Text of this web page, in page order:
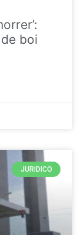
boi
JURIDICO